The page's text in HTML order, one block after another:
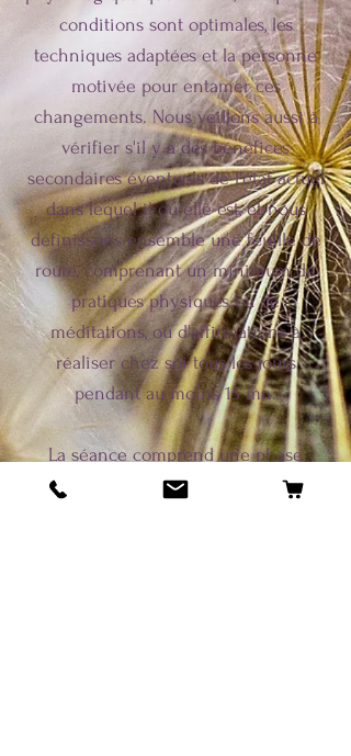
conditions sont optimales, les
techniques adaptées et la personne
motivée pour entamer ces
changements. Nous veillons aussi à
vérifier s'il y a des bénéfices
secondaires éventuels de l'état actuel
dans lequel il ou elle est, et nous
définissons ensemble une feuille de
route, comprenant un minimum de
pratiques physiques ou de
méditations, ou d'affirmations à
réaliser chez soi tous les jours
pendant au moins 15 mn.
La séance comprend une phase
d'écoute, de reformulation de